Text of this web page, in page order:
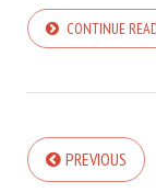
CONTINUE
PREVIOUS